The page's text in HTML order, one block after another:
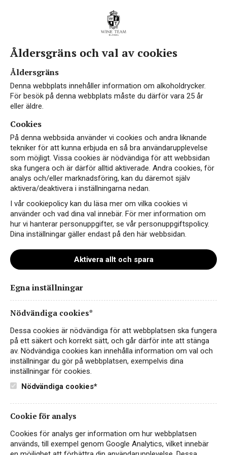
staffan
Instagram
Facebook
Åldersgräns och val av cookies
Åldersgräns
Denna webbplats innehåller information om alkoholdrycker.
För besök på denna webbplats måste du därför vara 25 år
eller äldre.
Cookies
På denna webbsida använder vi cookies och andra liknande
tekniker för att kunna erbjuda en så bra användarupplevelse
som möjligt. Vissa cookies är nödvändiga för att webbsidan
ska fungera och är därför alltid aktiverade. Andra cookies, för
analys och/eller marknadsföring, kan du däremot själv
aktivera/deaktivera i inställningarna nedan.
I vår cookiepolicy kan du läsa mer om vilka cookies vi
använder och vad dina val innebär. För mer information om
hur vi hanterar personuppgifter, se vår personuppgiftspolicy.
Dina inställningar gäller endast på den här webbsidan.
Aktivera allt och spara
Egna inställningar
Nödvändiga cookies*
Dessa cookies är nödvändiga för att webbplatsen ska fungera
på ett säkert och korrekt sätt, och går därför inte att stänga
av. Nödvändiga cookies kan innehålla information om val och
inställningar du gör på webbplatsen, exempelvis dina
inställningar för cookies.
Nödvändiga cookies*
Cookie för analys
Cookies för analys ger information om hur webbplatsen
används, till exempel genom Google Analytics, vilket innebär